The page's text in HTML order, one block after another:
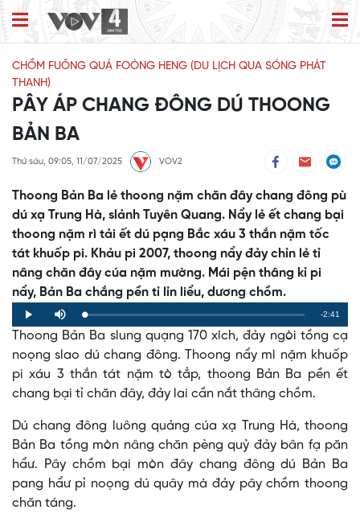
CHỒM FUÔNG QUÁ FOÒNG HENG (DU LỊCH QUA SÓNG PHÁT
THANH)
PÂY ÁP CHANG ĐÔNG DÚ THOONG
BẢN BA
Thứ sáu, 09:05, 11/07/2025 VOV2
Thoong Bản Ba lẻ thoong nặm chăn đây chang đông pù
dú xạ Trung Hà, slảnh Tuyên Quang. Nẩy lẻ ết chang bại
thoong nặm rì tải ết dú pạng Bắc xáu 3 thắn nặm tốc
tát khuốp pi. Khảu pi 2007, thoong nẩy đảy chỉn lẻ tỉ
nâng chăn đây cúa nặm mường. Mái pện thâng kỉ pi
nẩy, Bản Ba chắng pền tỉ lỉn liểu, dương chồm.
Play Mute Loaded:
0%
Progress:
0%
Remaining
Time
-2:41
Thoong Bản Ba slung quạng 170 xích, đảy ngòi tồng cạ
noọng slao dú chang đông. Thoong nẩy mì nặm khuốp
pi xáu 3 thắn tát nặm tò tẳp, thoong Bản Ba pền ết
chang bại tỉ chăn đây, đảy lai cần nắt thâng chồm.
Dú chang đông luông quảng cúa xạ Trung Hà, thoong
Bản Ba tồng mòn nâng chăn pèng quỷ đảy bân fạ păn
hẩư. Pây chồm bại mòn đây chang đông dú Bản Ba
pang hẩư pỉ noọng dú quây mà đảy pây chồm thoong
chăn táng.